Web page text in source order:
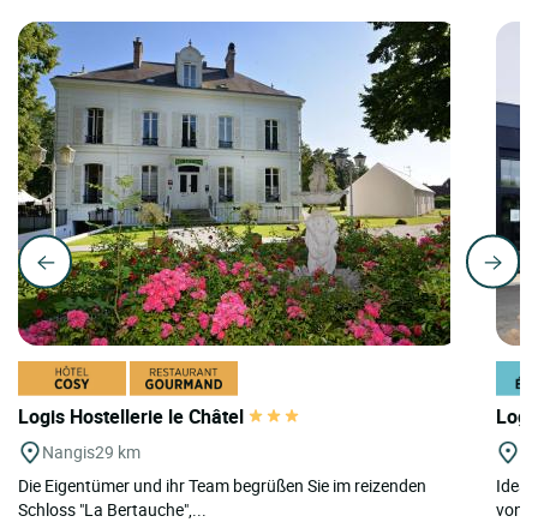
Logis Hostellerie le Châtel
Nangis29 km
Die Eigentümer und ihr Team begrüßen Sie im reizenden
Schloss "La Bertauche",...
Ideal
von